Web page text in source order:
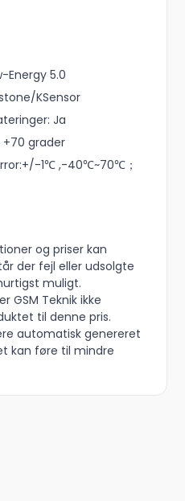
Energy 5.0
KSensor
Ja
grader
1℃ ,-40℃~70℃；
og priser kan
der fejl eller udsolgte
muligt.
GSM Teknik ikke
til denne pris.
automatisk genereret
kan føre til mindre